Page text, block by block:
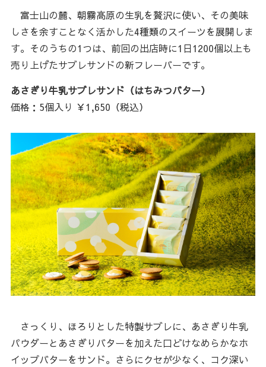
富士山の麓、朝霧高原の生乳を贅沢に使い、その美味
しさを余すことなく活かした4種類のスイーツを展開しま
す。そのうちの1つは、前回の出店時に1日1200個以上も
売り上げたサブレサンドの新フレーバーです。
あさぎり牛乳サブレサンド（はちみつバター）
価格：5個入り ￥1,650（税込）
さっくり、ほろりとした特製サブレに、あさぎり牛乳
パウダーとあさぎりバターを加えた口どけなめらかなホ
イップバターをサンド。さらにクセが少なく、コク深い